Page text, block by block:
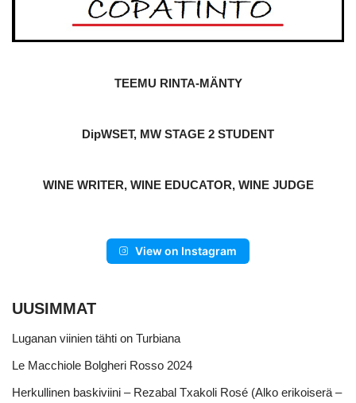
TEEMU RINTA-MÄNTY
DipWSET, MW STAGE 2 STUDENT
WINE WRITER, WINE EDUCATOR, WINE JUDGE
View on Instagram
UUSIMMAT
Luganan viinien tähti on Turbiana
Le Macchiole Bolgheri Rosso 2024
Herkullinen baskiviini – Rezabal Txakoli Rosé (Alko erikoiserä –